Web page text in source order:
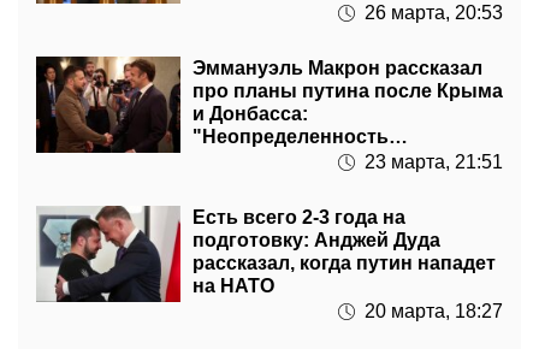
26 марта, 20:53
Эммануэль Макрон рассказал
про планы путина после Крыма
и Донбасса:
"Неопределенность
относительно военных целей"
23 марта, 21:51
Есть всего 2-3 года на
подготовку: Анджей Дуда
рассказал, когда путин нападет
на НАТО
20 марта, 18:27